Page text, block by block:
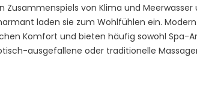
Zusammenspiels von Klima und
laden sie zum Wohlfühlen ein.
Komfort und bieten häufig sowohl Spa-
ausgefallene oder traditionelle